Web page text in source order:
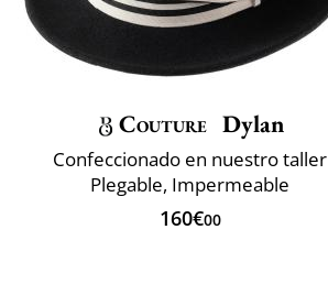
Couture Dylan
Confeccionado en nuestro taller
Plegable, Impermeable
160€00